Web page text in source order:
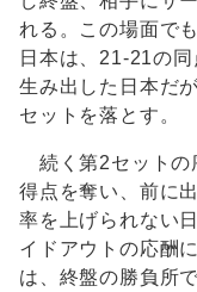
れる。この場面で
日本は、21-21の
生み出した日本だ
セットを落とす。
続く第2セットの
得点を奪い、前に
率を上げられない
イドアウトの応酬
は、終盤の勝負所